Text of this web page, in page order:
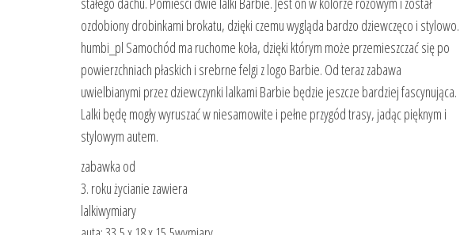
ozdobiony drobinkami brokatu, dzięki czemu wygląda bardzo dziewczęco i stylowo.
humbi_pl Samochód ma ruchome koła, dzięki którym może przemieszczać się po
powierzchniach płaskich i srebrne felgi z logo Barbie. Od teraz zabawa
uwielbianymi przez dziewczynki lalkami Barbie będzie jeszcze bardziej fascynująca.
Lalki będę mogły wyruszać w niesamowite i pełne przygód trasy, jadąc pięknym i
stylowym autem.
zabawka od
3. roku życianie zawiera
lalkiwymiary